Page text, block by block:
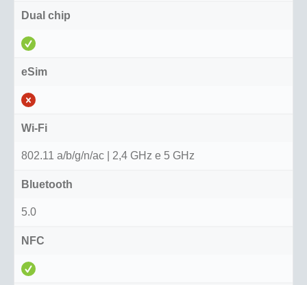
Dual chip
eSim
Wi-Fi
802.11 a/b/g/n/ac | 2,4 GHz e 5 GHz
Bluetooth
5.0
NFC